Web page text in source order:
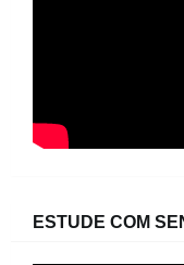
ESTUDE COM